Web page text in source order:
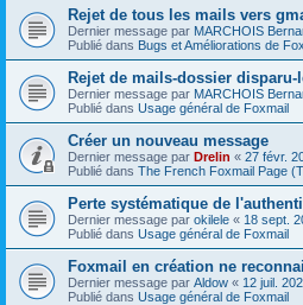
Rejet de tous les mails vers
Dernier message par MARCHOIS
Publié dans Bugs et Améliorations de
Rejet de mails-dossier disparu-
Dernier message par MARCHOIS
Publié dans Usage général de Foxmail
Créer un nouveau message
Dernier message par Drelin « 27 févr.
Publié dans The French Foxmail Page
Perte systématique de
Dernier message par okilele « 18 sept.
Publié dans Usage général de Foxmail
Foxmail en création ne
Dernier message par Aldow « 12 juil.
Publié dans Usage général de Foxmail